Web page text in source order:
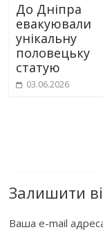
До Дніпра
евакуювали
унікальну
половецьку
статую
03.06.2026
Залишити
Ваша e-mail